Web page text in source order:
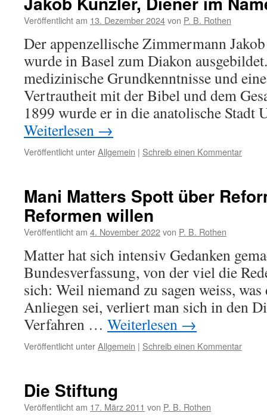
Veröffentlicht am 13. Dezember 2024von P. B. Rothen
Der appenzellische Zimmermann
wurde in Basel zum Diakon
medizinische Grundkenntnisse und
Vertrautheit mit der Bibel und dem
1899 wurde er in die anatolische Stadt
Weiterlesen →
Veröffentlicht unterAllgemein | Schreib einen Kommentar
Mani Matters Spott über
Reformen willen
Veröffentlicht am 4. November 2022von P. B. Rothen
Matter hat sich intensiv Gedanken
Bundesverfassung, von der viel die
sich: Weil niemand zu sagen weiss,
Anliegen sei, verliert man sich in den
Verfahren … Weiterlesen →
Veröffentlicht unterAllgemein | Schreib einen Kommentar
Die Stiftung
Veröffentlicht am 17. März 2011 von P. B. Rothen